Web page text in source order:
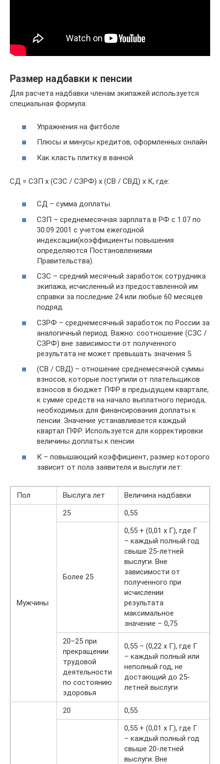
Размер надбавки к пенсии
Для расчета надбавки членам экипажей используется
специальная формула:
Упражнения на фитболе
Плюсы и минусы кредитов, оформленных онлайн
Как класть плитку в ванной
СД = СЗП х (СЗС / СЗРФ) х (СВ / СВД) х К, где:
СД – сумма доплаты.
СЗП – среднемесячная зарплата в РФ с 1.07 по
30.09 2001 с учетом ежегодной
индексации(коэффициенты повышения
определяются Постановлениями
Правительства).
СЗС – средний месячный заработок сотрудника
экипажа, исчисленный из предоставленной им
справки за последние 24 или любые 60 месяцев
подряд.
СЗРФ – среднемесячный заработок по России за
аналогичный период. Важно: соотношение (СЗС /
СЗРФ) вне зависимости от полученного
результата не может превышать значения 5.
(СВ / СВД) – отношение среднемесячной суммы
взносов, которые поступили от плательщиков
взносов в бюджет ПФР в предыдущем квартале,
к сумме средств на начало выплатного периода,
необходимых для финансирования доплаты к
пенсии. Значение устанавливается каждый
квартал ПФР. Используется для корректировки
величины доплаты к пенсии.
К – повышающий коэффициент, размер которого
зависит от пола заявителя и выслуги лет:
Пол Выслуга лет Величина надбавки
Мужчины
25 0,55
Более 25
0,55 + (0,01 х Г), где Г
– каждый полный год
свыше 25-летней
выслуги. Вне
зависимости от
полученного при
исчислении
результата
максимальное
значение – 0,75
20–25 при
прекращении
трудовой
деятельности
по состоянию
здоровья
0,55 – (0,22 х Г), где Г
– каждый полный или
неполный год, не
достающий до 25-
летней выслуги
20 0,55
0,55 + (0,01 х Г), где Г
– каждый полный год
свыше 20-летней
выслуги. Вне